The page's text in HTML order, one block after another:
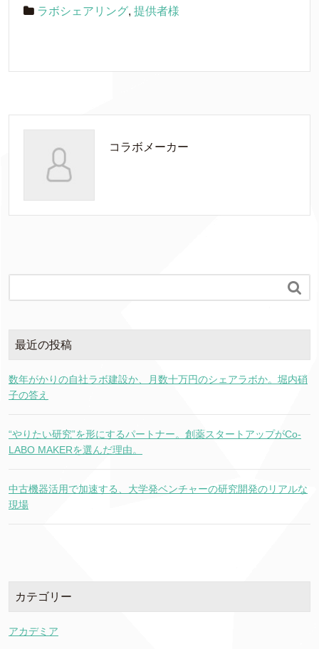
ラボシェアリング, 提供者様
コラボメーカー

最近の投稿
数年がかりの自社ラボ建設か、月数十万円のシェアラボか。堀内硝
子の答え
“やりたい研究”を形にするパートナー。創薬スタートアップがCo-
LABO MAKERを選んだ理由。
中古機器活用で加速する、大学発ベンチャーの研究開発のリアルな
現場
カテゴリー
アカデミア